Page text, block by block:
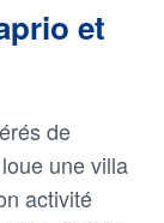
et
de
une villa
activité